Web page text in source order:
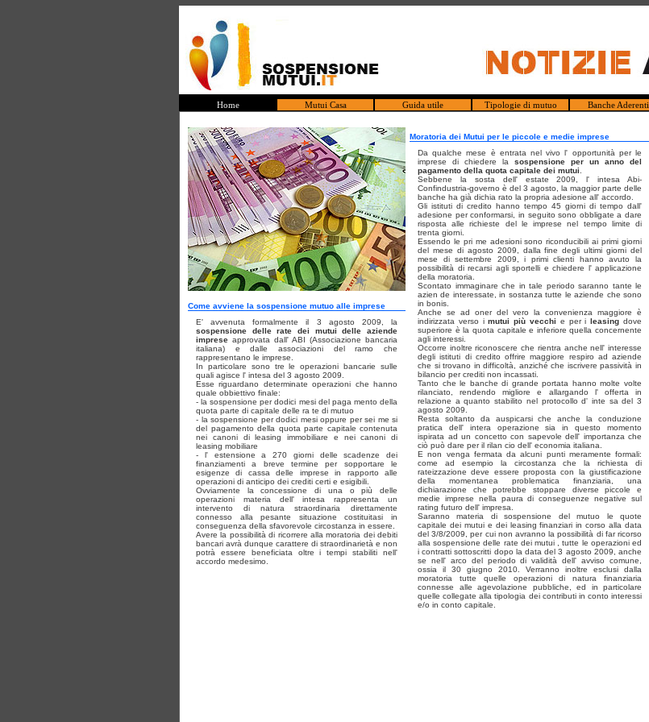
Home Mutui Casa Guida utile Tipologie di mutuo Banche Aderenti
Moratoria dei Mutui per le piccole e medie imprese
Da qualche mese è entrata nel vivo l' opportunità per le
imprese di chiedere la sospensione per un anno del
pagamento della quota capitale dei mutui
Sebbene la sosta dell' estate 2009, l' intesa Abi-
Confindustria-governo è del 3 agosto, la maggior parte delle
banche ha già dichia rato la propria adesione all' accordo.
Gli istituti di credito hanno tempo 45 giorni di tempo dall'
adesione per conformarsi, in seguito sono obbligate a dare
risposta alle richieste del le imprese nel tempo limite di
trenta giorni.
Essendo le pri me adesioni sono riconducibili ai primi giorni
del mese di agosto 2009, dalla fine degli ultimi giorni del
mese di settembre 2009, i primi clienti hanno avuto la
possibilità di recarsi agli sportelli e chiedere l' applicazione
della moratoria.
Scontato immaginare che in tale periodo saranno tante le
azien de interessate, in sostanza tutte le aziende che sono
in bonis.
Anche se ad oner del vero la convenienza maggiore è
indirizzata verso imutui più vecchi e per i leasing dove
superiore è la quota capitale e inferiore quella concernente
agli interessi.
Occorre inoltre riconoscere che rientra anche nell' interesse
degli istituti di credito offrire maggiore respiro ad aziende
che si trovano in difficoltà, anziché che iscrivere passività in
bilancio per crediti non incassati.
Tanto che le banche di grande portata hanno molte volte
rilanciato, rendendo migliore e allargando l' offerta in
relazione a quanto stabilito nel protocollo d' inte sa del 3
agosto 2009.
Resta soltanto da auspicarsi che anche la conduzione
pratica dell' intera operazione sia in questo momento
ispirata ad un concetto con sapevole dell' importanza che
ciò può dare per il rilan cio dell' economia italiana.
E non venga fermata da alcuni punti meramente formali:
come ad esempio la circostanza che la richiesta di
rateizzazione deve essere proposta con la giustificazione
della momentanea problematica finanziaria, una
dichiarazione che potrebbe stoppare diverse piccole e
medie imprese nella paura di conseguenze negative sul
rating futuro dell' impresa.
Saranno materia di sospensione del mutuo le quote
capitale dei mutui e dei leasing finanziari in corso alla data
del 3/8/2009, per cui non avranno la possibilità di far ricorso
alla sospensione delle rate dei mutui , tutte le operazioni ed
i contratti sottoscritti dopo la data del 3 agosto 2009, anche
se nell' arco del periodo di validità dell' avviso comune,
ossia il 30 giugno 2010. Verranno inoltre esclusi dalla
moratoria tutte quelle operazioni di natura finanziaria
connesse alle agevolazione pubbliche, ed in particolare
quelle collegate alla tipologia dei contributi in conto interessi
e/o in conto capitale.
Come avviene la sospensione mutuo alle imprese
E' avvenuta formalmente il 3 agosto 2009, la
sospensione delle rate dei mutui delle aziende
imprese approvata dall' ABI (Associazione bancaria
italiana) e dalle associazioni del ramo che
rappresentano le imprese.
In particolare sono tre le operazioni bancarie sulle
quali agisce l' intesa del 3 agosto 2009.
Esse riguardano determinate operazioni che hanno
quale obbiettivo finale:
- la sospensione per dodici mesi del paga mento della
quota parte di capitale delle ra te di mutuo
- la sospensione per dodici mesi oppure per sei me si
del pagamento della quota parte capitale contenuta
nei canoni di leasing immobiliare e nei canoni di
leasing mobiliare
- l' estensione a 270 giorni delle scadenze dei
finanziamenti a breve termine per sopportare le
esigenze di cassa delle imprese in rapporto alle
operazioni di anticipo dei crediti certi e esigibili.
Ovviamente la concessione di una o più delle
operazioni materia dell' intesa rappresenta un
intervento di natura straordinaria direttamente
connesso alla pesante situazione costituitasi in
conseguenza della sfavorevole circostanza in essere.
Avere la possibilità di ricorrere alla moratoria dei debiti
bancari avrà dunque carattere di straordinarietà e non
potrà essere beneficiata oltre i tempi stabiliti nell'
accordo medesimo.